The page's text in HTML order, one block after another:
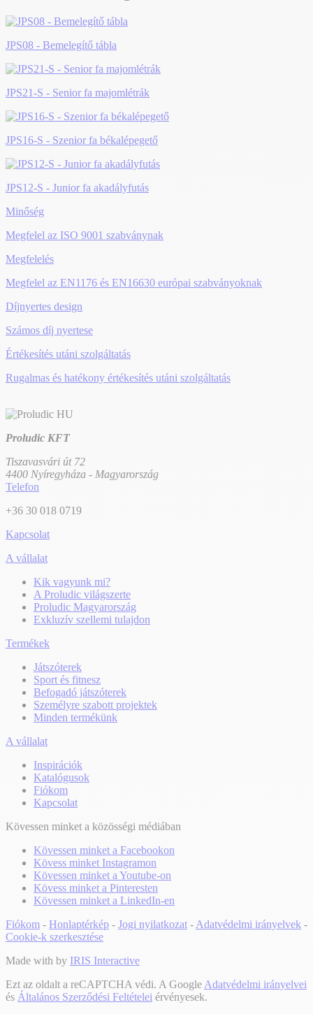
JPS08 - Bemelegítő tábla
JPS21-S - Senior fa majomlétrák
JPS16-S - Szenior fa békalépegető
JPS12-S - Junior fa akadályfutás
Minőség
Megfelel az ISO 9001 szabványnak
Megfelelés
Megfelel az EN1176 és EN16630 európai szabványoknak
Díjnyertes design
Számos díj nyertese
Értékesítés utáni szolgáltatás
Rugalmas és hatékony értékesítés utáni szolgáltatás
Proludic KFT
Tiszavasvári út 72
4400 Nyíregyháza - Magyarország
Telefon
+36 30 018 0719
Kapcsolat
A vállalat
Kik vagyunk mi?
A Proludic világszerte
Proludic Magyarország
Exkluzív szellemi tulajdon
Termékek
Játszóterek
Sport és fitnesz
Befogadó játszóterek
Személyre szabott projektek
Minden termékünk
A vállalat
Inspirációk
Katalógusok
Fiókom
Kapcsolat
Kövessen minket a közösségi médiában
Kövessen minket a Facebookon
Kövess minket Instagramon
Kövessen minket a Youtube-on
Kövess minket a Pinteresten
Kövessen minket a LinkedIn-en
Fiókom - Honlaptérkép - Jogi nyilatkozat - Adatvédelmi irányelvek -
Cookie-k szerkesztése
Made with by IRIS Interactive
Ezt az oldalt a reCAPTCHA védi. A Google Adatvédelmi irányelvei
és Általános Szerződési Feltételei érvényesek.